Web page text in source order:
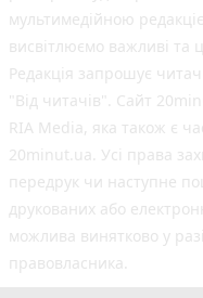
мультимедійною
висвітлюємо важливі та
Редакція запрошує
"Від читачів". Сайт
RIA Media, яка також є
20minut.ua. Усі права
передрук чи наступне
друкованих або
можлива винятково у
правовласника.